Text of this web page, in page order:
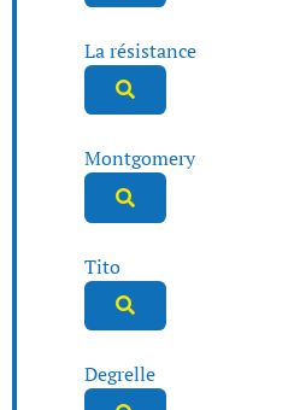
La résistance
Montgomery
Tito
Degrelle